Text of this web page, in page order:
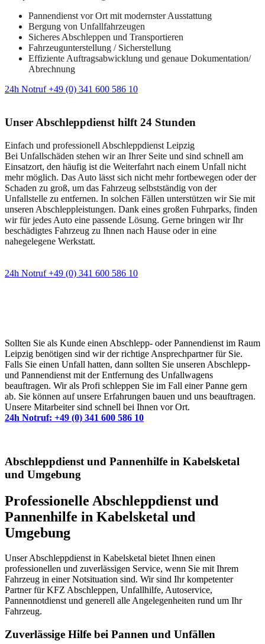
Pannendienst vor Ort mit modernster Ausstattung
Bergung von Unfallfahrzeugen
Sicheres Abschleppen und Transportieren
Fahrzeugunterstellung / Sicherstellung
Effiziente Auftragsabwicklung und genaue Dokumentation/
Abrechnung
24h Notruf +49 (0) 341 600 586 10
Unser Abschleppdienst hilft 24 Stunden
Einfach und professionell Abschleppdienst Leipzig
Bei Unfallschäden stehen wir an Ihrer Seite und sind schnell am
Einsatzort, den häufig ist die Weiterfahrt nach einem Unfall nicht
mehr möglich. Das Auto lässt sich nicht mehr fortbewegen oder der
Schaden zu groß, um das Fahrzeug selbstständig von der
Unfallstelle zu entfernen. In solchen Fällen unterstützen wir Sie mit
unseren Abschleppleistungen. Dank eines großen Fuhrparks, finden
wir für jedes Auto eine passende Lösung. Gerne bringen wir Ihr
beschädigtes Fahrzeug zu Ihnen nach Hause oder in eine
nahegelegene Werkstatt.
24h Notruf +49 (0) 341 600 586 10
Sollten Sie als Kunde einen Abschlepp- oder Pannendienst im Raum
Leipzig benötigen sind wir der richtige Ansprechpartner für Sie.
Falls Sie einen Unfall hatten, dann sollten Sie unseren Abschlepp-
und Pannendienst mit der Entfernung des Unfallwagens
beauftragen. Wir als Profi schleppen Sie im Fall einer Panne gern
ab. Sie können auf unsere Erfahrungen bauen und uns beauftragen.
Unsere Mitarbeiter sind schnell bei Ihnen vor Ort.
24h Notruf: +49 (0) 341 600 586 10
Abschleppdienst und Pannenhilfe in Kabelsketal
und Umgebung
Professionelle Abschleppdienst und
Pannenhilfe in Kabelsketal und
Umgebung
Unser Abschleppdienst in Kabelsketal bietet Ihnen einen
professionellen und zuverlässigen Service, wenn Sie mit Ihrem
Fahrzeug in einer Notsituation sind. Wir sind Ihr kompetenter
Partner für KFZ Abschleppen, Unfallhilfe, Autoservice,
Pannennotdienst und generell alle Angelegenheiten rund um Ihr
Fahrzeug.
Zuverlässige Hilfe bei Pannen und Unfällen